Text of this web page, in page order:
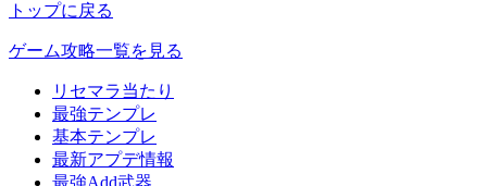
トップに戻る
ゲーム攻略一覧を見る
リセマラ当たり
最強テンプレ
基本テンプレ
最新アプデ情報
最強Add武器